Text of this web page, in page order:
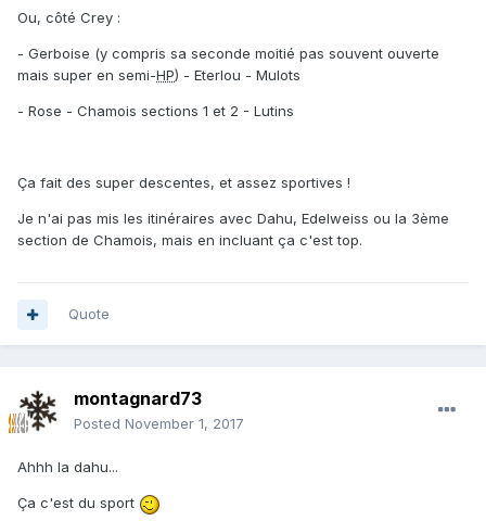
Ou, côté Crey :
- Gerboise (y compris sa seconde moitié pas souvent ouverte
mais super en semi-HP) - Eterlou - Mulots
- Rose - Chamois sections 1 et 2 - Lutins
Ça fait des super descentes, et assez sportives !
Je n'ai pas mis les itinéraires avec Dahu, Edelweiss ou la 3ème
section de Chamois, mais en incluant ça c'est top.
Quote
montagnard73
Posted November 1, 2017
Ahhh la dahu...
Ça c'est du sport